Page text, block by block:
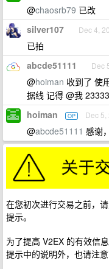
@chaosrb79 已改
silver107 Dec 4,
已拍
abcde51111 Dec
@hoiman 收到了 使
据线 记得 @我
hoiman OP Dec 5,
@abcde51111 感谢
在您初次进行交易之前，
提示。
为了提高 V2EX 的有效信
提示中的说明外，也请注意